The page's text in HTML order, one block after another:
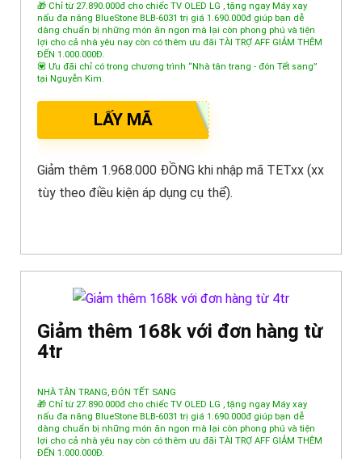
🎁 Chỉ từ 27.890.000đ cho chiếc TV OLED LG , tặng ngay Máy xay
nấu đa năng BlueStone BLB-6031 trị giá 1.690.000đ giúp bạn dễ
dàng chuẩn bị những món ăn ngon mà lại còn phong phú và tiện
lợi cho cả nhà yêu nay còn có thêm ưu đãi TÀI TRỢ AFF GIẢM THÊM
ĐẾN 1.000.000Đ.
💟 Ưu đãi chỉ có trong chương trình “Nhà tân trang - đón Tết sang”
tại Nguyễn Kim.
LẤY MÃ
Giảm thêm 1.968.000 ĐỒNG khi nhập mã TETxx (xx
tùy theo điều kiện áp dụng cụ thể).
Giảm thêm 168k với đơn hàng từ
4tr
NHÀ TÂN TRANG, ĐÓN TẾT SANG
🎁 Chỉ từ 27.890.000đ cho chiếc TV OLED LG , tặng ngay Máy xay
nấu đa năng BlueStone BLB-6031 trị giá 1.690.000đ giúp bạn dễ
dàng chuẩn bị những món ăn ngon mà lại còn phong phú và tiện
lợi cho cả nhà yêu nay còn có thêm ưu đãi TÀI TRỢ AFF GIẢM THÊM
ĐẾN 1.000.000Đ.